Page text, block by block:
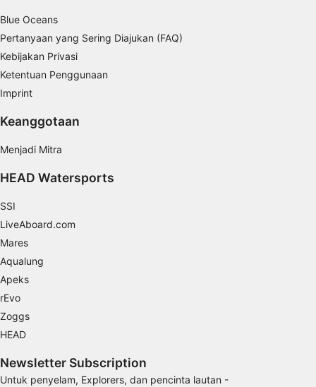
Blue Oceans
Pertanyaan yang Sering Diajukan (FAQ)
Kebijakan Privasi
Ketentuan Penggunaan
Imprint
Keanggotaan
Menjadi Mitra
HEAD Watersports
SSI
LiveAboard.com
Mares
Aqualung
Apeks
rEvo
Zoggs
HEAD
Newsletter Subscription
Untuk penyelam, Explorers, dan pencinta lautan -